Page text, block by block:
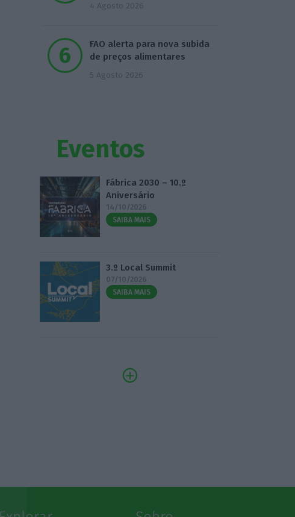
4 Agosto 2026
FAO alerta para nova subida
de preços alimentares
5 Agosto 2026
Eventos
Fábrica 2030 – 10.º
Aniversário
14/10/2026
SAIBA MAIS
3.º Local Summit
07/10/2026
SAIBA MAIS